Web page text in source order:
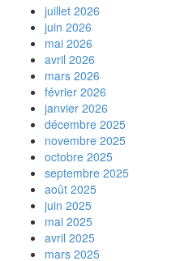
juillet 2026
juin 2026
mai 2026
avril 2026
mars 2026
février 2026
janvier 2026
décembre 2025
novembre 2025
octobre 2025
septembre 2025
août 2025
juin 2025
mai 2025
avril 2025
mars 2025